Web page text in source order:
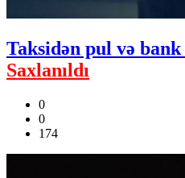
Taksidən pul və
Saxlanıldı
0
0
174